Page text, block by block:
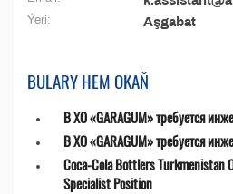
Ýeri: Aşgabat
BULARY HEM OKAŇ
В ХО «GARAGUM» требуется
В ХО «GARAGUM» требуется
Coca-Cola Bottlers Turkmenistan
Specialist Position